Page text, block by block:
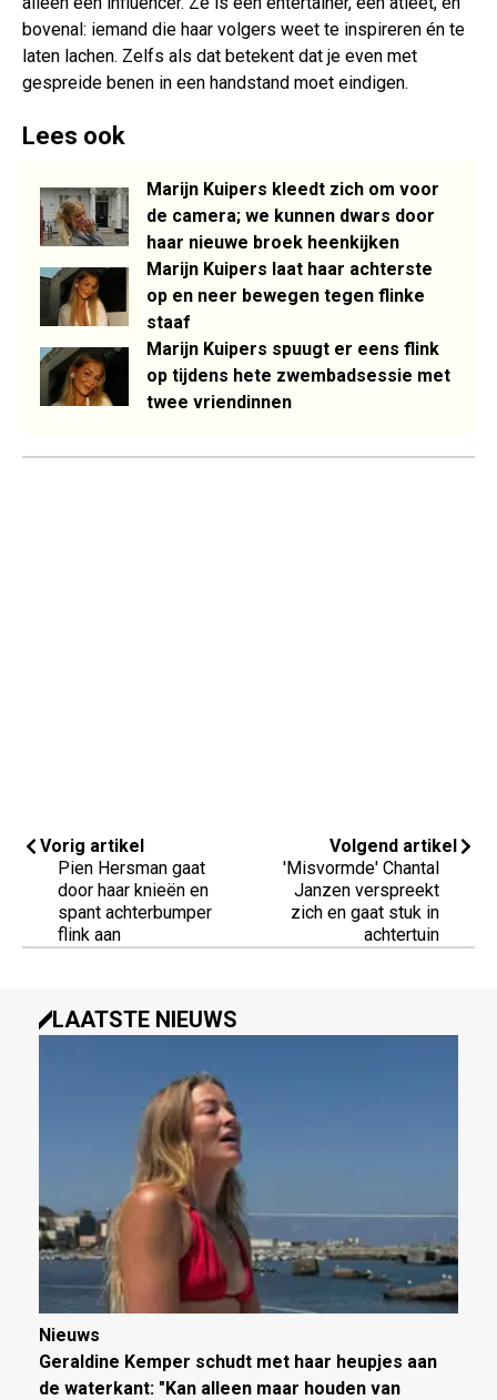
bovenal: iemand die haar volgers weet te inspireren én te
laten lachen. Zelfs als dat betekent dat je even met
gespreide benen in een handstand moet eindigen.
Lees ook
Marijn Kuipers kleedt zich om voor
de camera; we kunnen dwars door
haar nieuwe broek heenkijken
Marijn Kuipers laat haar achterste
op en neer bewegen tegen flinke
staaf
Marijn Kuipers spuugt er eens flink
op tijdens hete zwembadsessie met
twee vriendinnen
Vorig artikel
Pien Hersman gaat
door haar knieën en
spant achterbumper
flink aan
Volgend artikel
'Misvormde' Chantal
Janzen verspreekt
zich en gaat stuk in
achtertuin
LAATSTE NIEUWS
Nieuws
Geraldine Kemper schudt met haar heupjes aan
de waterkant: "Kan alleen maar houden van